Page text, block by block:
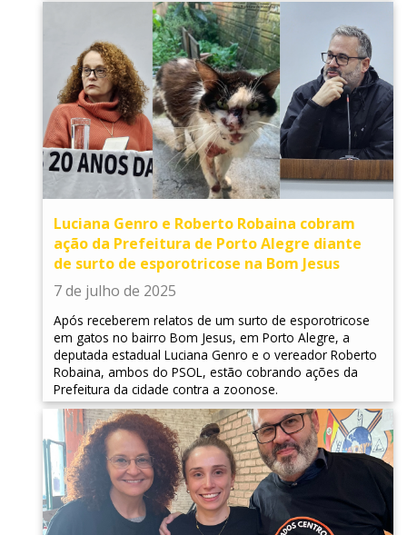
Luciana Genro e Roberto Robaina cobram
ação da Prefeitura de Porto Alegre diante
de surto de esporotricose na Bom Jesus
7 de julho de 2025
Após receberem relatos de um surto de esporotricose
em gatos no bairro Bom Jesus, em Porto Alegre, a
deputada estadual Luciana Genro e o vereador Roberto
Robaina, ambos do PSOL, estão cobrando ações da
Prefeitura da cidade contra a zoonose.